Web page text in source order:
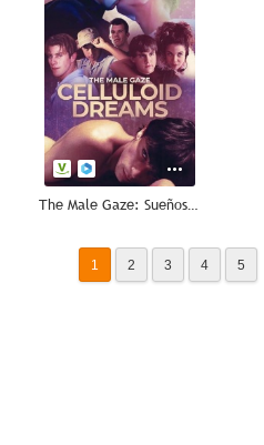
The Male Gaze: Sueños de celuloide
1 2 3 4 5